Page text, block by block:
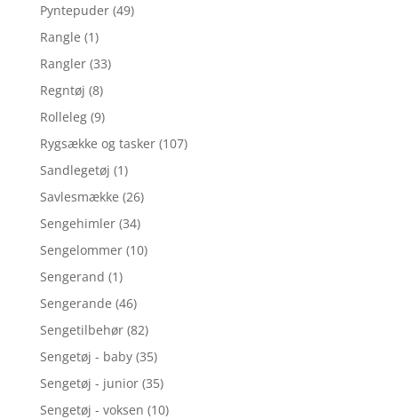
Pyntepuder (49)
Rangle (1)
Rangler (33)
Regntøj (8)
Rolleleg (9)
Rygsække og tasker (107)
Sandlegetøj (1)
Savlesmække (26)
Sengehimler (34)
Sengelommer (10)
Sengerand (1)
Sengerande (46)
Sengetilbehør (82)
Sengetøj - baby (35)
Sengetøj - junior (35)
Sengetøj - voksen (10)